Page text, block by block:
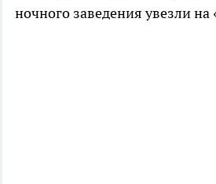
ночного заведения увезли на